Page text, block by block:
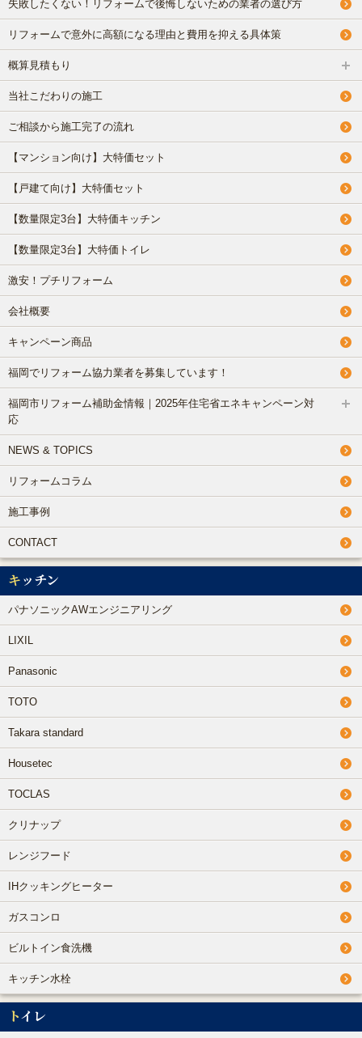
失敗したくない！リフォームで後悔しないための業者の選び方
リフォームで意外に高額になる理由と費用を抑える具体策
概算見積もり
当社こだわりの施工
ご相談から施工完了の流れ
【マンション向け】大特価セット
【戸建て向け】大特価セット
【数量限定3台】大特価キッチン
【数量限定3台】大特価トイレ
激安！プチリフォーム
会社概要
キャンペーン商品
福岡でリフォーム協力業者を募集しています！
福岡市リフォーム補助金情報｜2025年住宅省エネキャンペーン対
応
NEWS & TOPICS
リフォームコラム
施工事例
CONTACT
キッチン
パナソニックAWエンジニアリング
LIXIL
Panasonic
TOTO
Takara standard
Housetec
TOCLAS
クリナップ
レンジフード
IHクッキングヒーター
ガスコンロ
ビルトイン食洗機
キッチン水栓
トイレ